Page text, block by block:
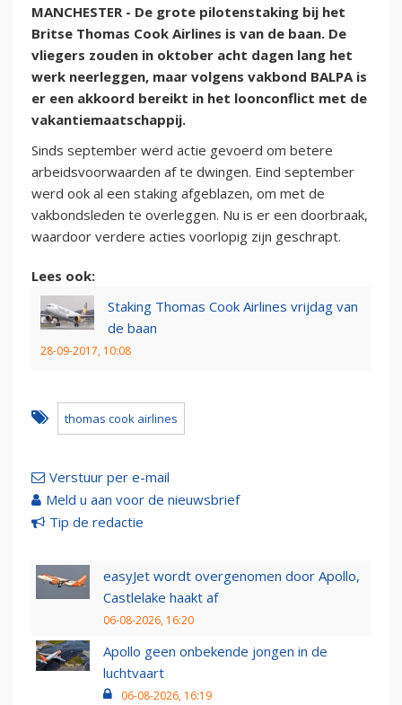
MANCHESTER - De grote pilotenstaking bij het
Britse Thomas Cook Airlines is van de baan. De
vliegers zouden in oktober acht dagen lang het
werk neerleggen, maar volgens vakbond BALPA is
er een akkoord bereikt in het loonconflict met de
vakantiemaatschappij.
Sinds september werd actie gevoerd om betere
arbeidsvoorwaarden af te dwingen. Eind september
werd ook al een staking afgeblazen, om met de
vakbondsleden te overleggen. Nu is er een doorbraak,
waardoor verdere acties voorlopig zijn geschrapt.
Lees ook:
Staking Thomas Cook Airlines vrijdag van
de baan
28-09-2017, 10:08
thomas cook airlines
Verstuur per e-mail
Meld u aan voor de nieuwsbrief
Tip de redactie
easyJet wordt overgenomen door Apollo,
Castlelake haakt af
06-08-2026, 16:20
Apollo geen onbekende jongen in de
luchtvaart
06-08-2026, 16:19